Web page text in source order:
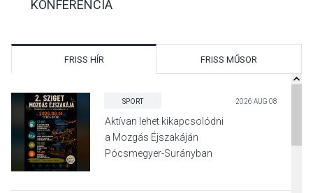
KONFERENCIA
FRISS HÍR FRISS MŰSOR
SPORT 2026 AUG 08
Aktívan lehet kikapcsolódni
a Mozgás Éjszakáján
Pócsmegyer-Surányban